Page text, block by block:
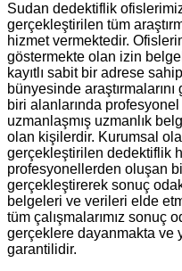
Sudan dedektiflik
gerçekleştirilen tüm
hizmet vermektedir.
göstermekte olan izin
kayıtlı sabit bir adrese
bünyesinde
biri alanlarında
uzmanlaşmış uzmanlık
olan kişilerdir. Kurumsal
gerçekleştirilen dedektiflik
profesyonellerden oluşan
gerçekleştirerek sonuç
belgeleri ve verileri elde
tüm çalışmalarımız sonuç
gerçeklere dayanmakta ve
garantilidir.